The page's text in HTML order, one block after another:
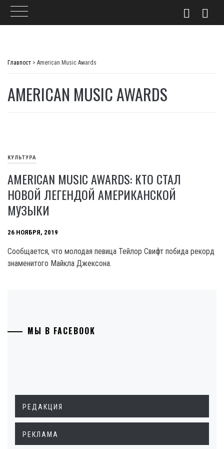
Главпост > American Music Awards
AMERICAN MUSIC AWARDS
КУЛЬТУРА
AMERICAN MUSIC AWARDS: КТО СТАЛ
НОВОЙ ЛЕГЕНДОЙ АМЕРИКАНСКОЙ
МУЗЫКИ
26 НОЯБРЯ, 2019
Сообщается, что молодая певица Тейлор Свифт побида рекорд
знаменитого Майкла Джексона.
МЫ В FACEBOOK
РЕДАКЦИЯ
РЕКЛАМА